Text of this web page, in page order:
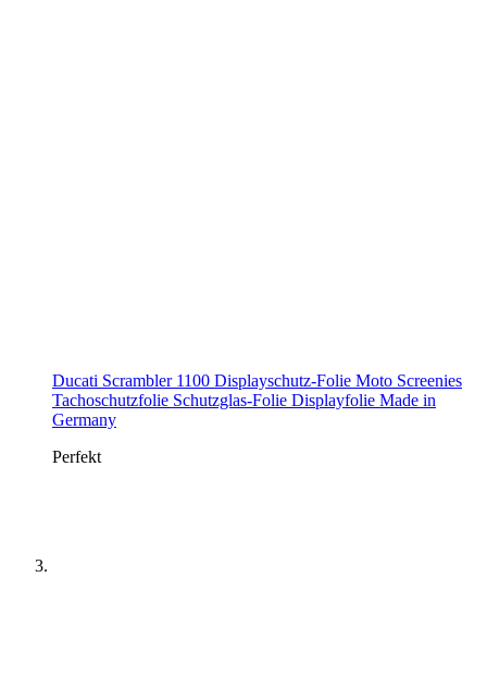
Ducati Scrambler 1100 Displayschutz-Folie Moto Screenies
Tachoschutzfolie Schutzglas-Folie Displayfolie Made in
Germany
Perfekt